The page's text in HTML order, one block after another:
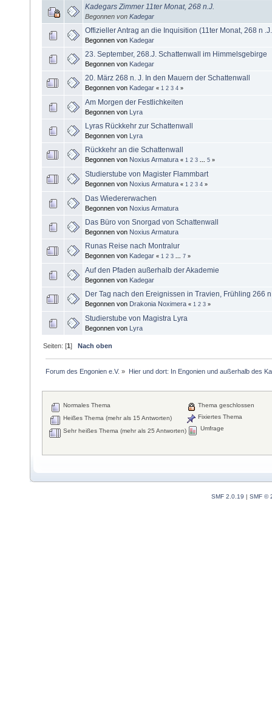
Kadegars Zimmer 11ter Monat, 268 n.J.
Begonnen von Kadegar
Offizieller Antrag an die Inquisition (11ter Monat, 268 n
Begonnen von Kadegar
23. September, 268.J. Schattenwall im Himmelsgebirge
Begonnen von Kadegar
20. März 268 n. J. In den Mauern der Schattenwall
Begonnen von Kadegar « 1 2 3 4 »
Am Morgen der Festlichkeiten
Begonnen von Lyra
Lyras Rückkehr zur Schattenwall
Begonnen von Lyra
Rückkehr an die Schattenwall
Begonnen von Noxius Armatura « 1 2 3 5 »
Studierstube von Magister Flammbart
Begonnen von Noxius Armatura « 1 2 3 4 »
Das Wiedererwachen
Begonnen von Noxius Armatura
Das Büro von Snorgad von Schattenwall
Begonnen von Noxius Armatura
Runas Reise nach Montralur
Begonnen von Kadegar « 1 2 3 7 »
Auf den Pfaden außerhalb der Akademie
Begonnen von Kadegar
Der Tag nach den Ereignissen in Travien, Frühling 266
Begonnen von Drakonia Noximera « 1 2 3 »
Studierstube von Magistra Lyra
Begonnen von Lyra
Seiten: [1]Nach oben
Forum des Engonien e.V. » Hier und dort: In Engonien und außerhalb des
Normales Thema
Heißes Thema (mehr als 15 Antworten)
Sehr heißes Thema (mehr als 25 Antworten)
Thema geschlossen
Fixiertes Thema
Umfrage
SMF 2.0.19 | SMF ©